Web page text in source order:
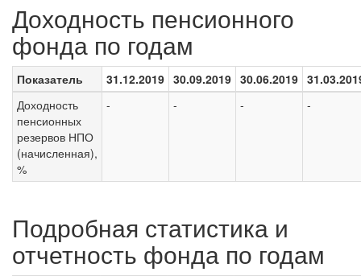
Доходность пенсионного
фонда по годам
Показатель 31.12.2019 30.09.2019 30.06.2019
Доходность
пенсионных
резервов НПО
(начисленная),
%
- - - -
Подробная статистика и
отчетность фонда по годам